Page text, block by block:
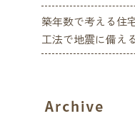
築年数で考える住
工法で地震に備える